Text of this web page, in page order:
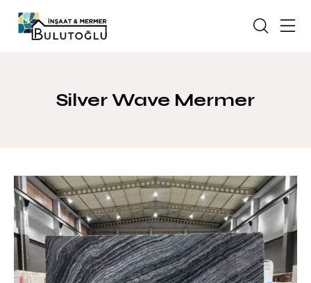
Silver Wave Mermer